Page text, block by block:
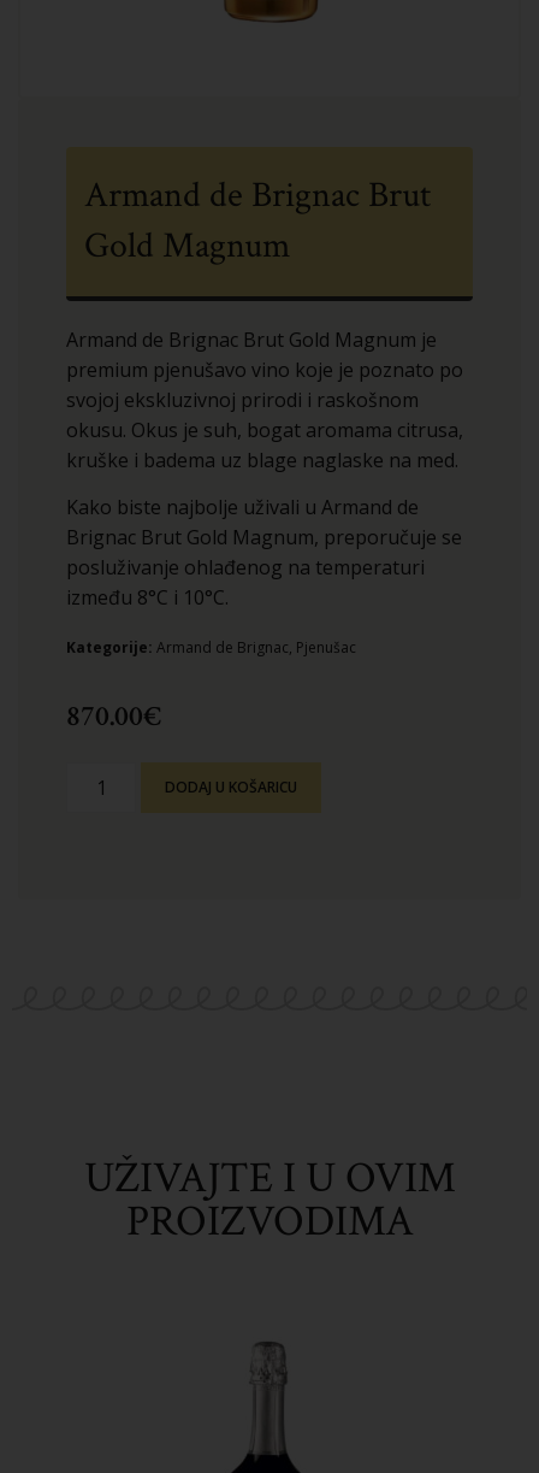
Armand de Brignac Brut
Gold Magnum
Armand de Brignac Brut Gold Magnum je
premium pjenušavo vino koje je poznato po
svojoj ekskluzivnoj prirodi i raskošnom
okusu. Okus je suh, bogat aromama citrusa,
kruške i badema uz blage naglaske na med.
Kako biste najbolje uživali u Armand de
Brignac Brut Gold Magnum, preporučuje se
posluživanje ohlađenog na temperaturi
između 8°C i 10°C.
Kategorije: Armand de Brignac, Pjenušac
870.00€
DODAJ U KOŠARICU
UŽIVAJTE I U OVIM
PROIZVODIMA